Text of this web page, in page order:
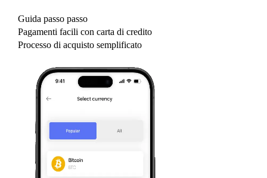
Guida passo passo
Pagamenti facili con carta di credito
Processo di acquisto semplificato